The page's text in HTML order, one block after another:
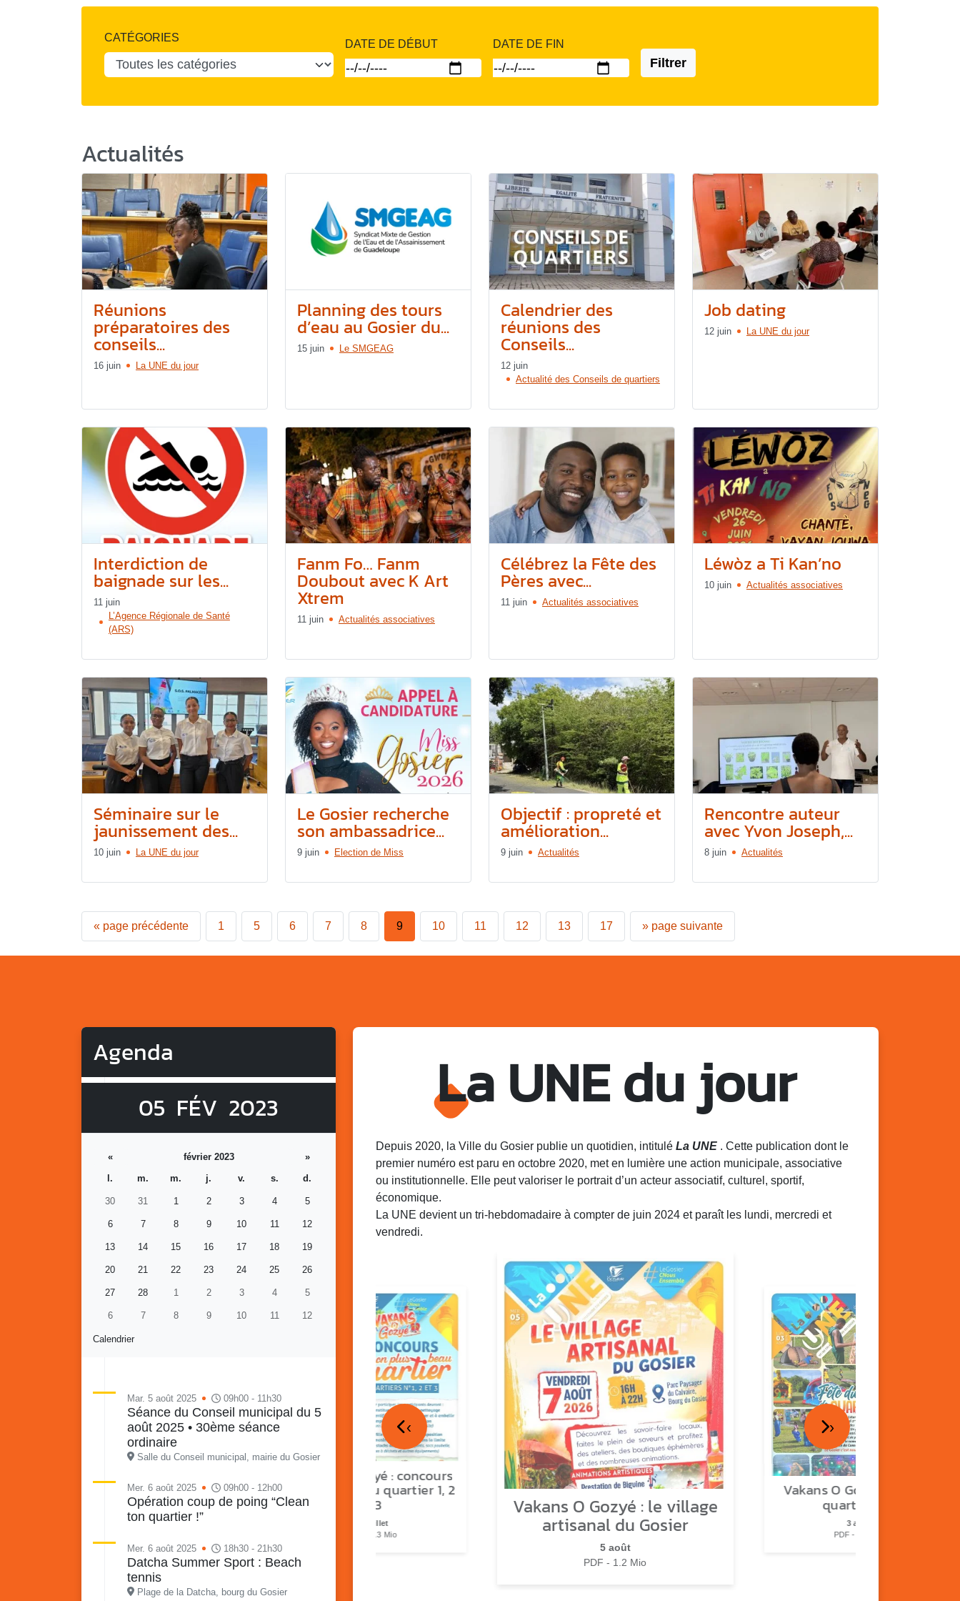
CATÉGORIES
DATE DE DÉBUT DATE DE FIN
Filtrer
Actualités
Réunions
préparatoires des
conseils...
16 juin La UNE du jour
Planning des tours
d’eau au Gosier du...
15 juin Le SMGEAG
Calendrier des
réunions des
Conseils...
12 juin
Actualité des Conseils de quartiers
Job dating
12 juin La UNE du jour
Interdiction de
baignade sur les...
11 juin
L’Agence Régionale de Santé
(ARS)
Fanm Fo… Fanm
Doubout avec K Art
Xtrem
11 juin Actualités associatives
Célébrez la Fête des
Pères avec...
11 juin Actualités associatives
Léwòz a Ti Kan’no
10 juin Actualités associatives
Séminaire sur le
jaunissement des...
10 juin La UNE du jour
Le Gosier recherche
son ambassadrice...
9 juin Election de Miss
Objectif : propreté et
amélioration...
9 juin Actualités
Rencontre auteur
avec Yvon Joseph,...
8 juin Actualités
« page précédente 1 5 6 7 8 9 10 11 12 13 17 » page suivante
Agenda
05 FÉV 2023
Calendrier
« février 2023
»
l.
m. m. j. v. s. d.
30 31 1 2 3 4 5
6 7 8 9 10 11 12
13 14 15 16 17 18 19
20 21 22 23 24 25 26
27 28 1 2 3 4 5
6 7 8 9 10 11 12
Mar. 5 août 2025 09h00 - 11h30
Séance du Conseil municipal du 5
août 2025 • 30ème séance
ordinaire
Salle du Conseil municipal, mairie du Gosier
Mer. 6 août 2025 09h00 - 12h00
Opération coup de poing “Clean
ton quartier !”
Mer. 6 août 2025 18h30 - 21h30
Datcha Summer Sport : Beach
tennis
Plage de la Datcha, bourg du Gosier
La UNE du jour
Depuis 2020, la Ville du Gosier publie un quotidien, intitulé La UNE . Cette publication dont le
premier numéro est paru en octobre 2020, met en lumière une action municipale, associative
ou institutionnelle. Elle peut valoriser le portrait d’un acteur associatif, culturel, sportif,
économique.
La UNE devient un tri-hebdomadaire à compter de juin 2024 et paraît les lundi, mercredi et
vendredi.
Retour en images sur
Vakans O Gozyé animations
du samedi 18 juillet : Partir
quartier n°3, Gosier beach
summer volley
23 juillet
Vakans o Gozyé : concours
mon plus beau quartier 1, 2
& 3
17 juillet
PDF - 1.3 Mio
Vakans O Gozyé : le village
artisanal du Gosier
5 août
PDF - 1.2 Mio
Vakans O Gozyé : fête de
quartier n°2
3 août
PDF - 2.3 Mio
‹ ›